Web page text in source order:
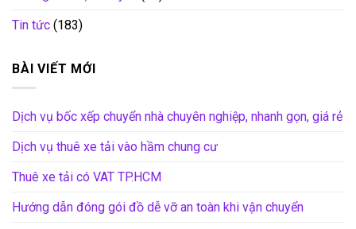
Tin tức (183)
BÀI VIẾT MỚI
Dịch vụ bốc xếp chuyển nhà chuyên nghiệp, nhanh gọn, giá rẻ
Dịch vụ thuê xe tải vào hầm chung cư
Thuê xe tải có VAT TP.HCM
Hướng dẫn đóng gói đồ dễ vỡ an toàn khi vận chuyển